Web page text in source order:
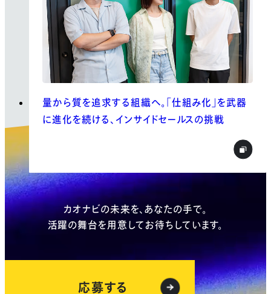
量から質を追求する組織へ。「仕組み化」を武器
に進化を続ける、インサイドセールスの挑戦
カオナビの未来を、あなたの手で。
活躍の舞台を用意してお待ちしています。
応募する